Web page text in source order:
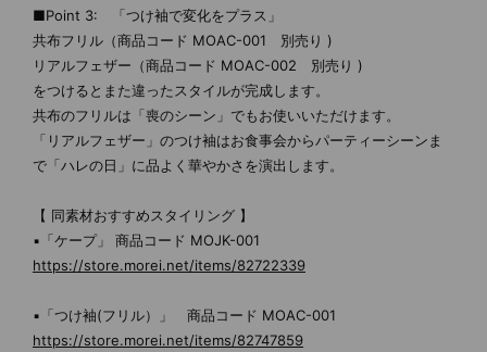
■Point 3: 「つけ袖で変化をプラス」
共布フリル（商品コード MOAC-001 別売り )
リアルフェザー（商品コード MOAC-002 別売り )
をつけるとまた違ったスタイルが完成します。
共布のフリルは「喪のシーン」でもお使いいただけます。
「リアルフェザー」のつけ袖はお食事会からパーティーシーンま
で「ハレの日」に品よく華やかさを演出します。
【 同素材おすすめスタイリング 】
▪「ケープ」 商品コード MOJK-001
https://store.morei.net/items/82722339
▪「つけ袖(フリル）」 商品コード MOAC-001
https://store.morei.net/items/82747859